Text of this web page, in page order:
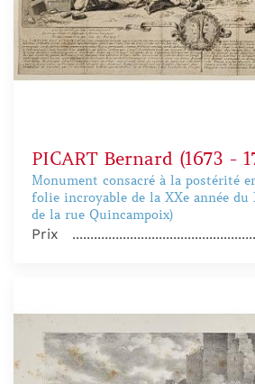
PICART Bernard (1673 -
Monument consacré à la postérité
folie incroyable de la XXe année
de la rue Quincampoix)
Prix